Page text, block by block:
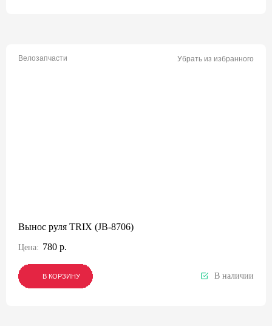
Велозапчасти Убрать из избранного
Вынос руля TRIX (JB-8706)
Цена: 780 р.
В КОРЗИНУ
В КОРЗИНУ
В КОРЗИНУ В наличии